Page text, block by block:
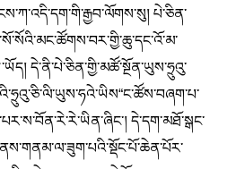
པེ་ཅིན་
དེ་ནི་པེ་ཅིན་གྱི་མཚོ་སྔོན་ཡུས་ཧྲུའུ་
དེ་དག་མཐོ་སྒང་